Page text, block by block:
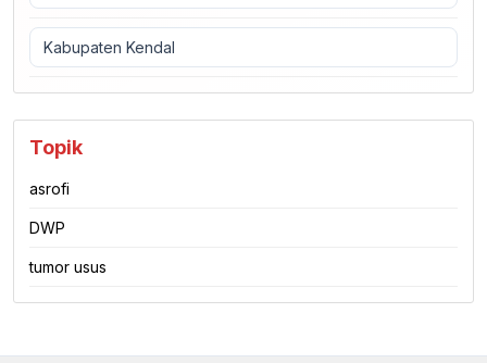
Kabupaten Kendal
Topik
asrofi
DWP
tumor usus